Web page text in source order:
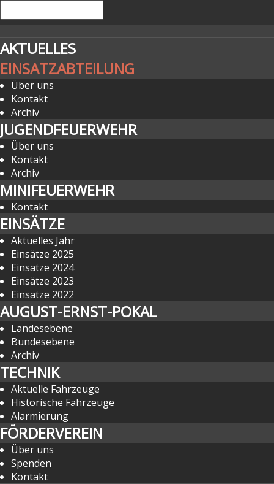
AKTUELLES
EINSATZABTEILUNG
Über uns
Kontakt
Archiv
JUGENDFEUERWEHR
Über uns
Kontakt
Archiv
MINIFEUERWEHR
Kontakt
EINSÄTZE
Aktuelles Jahr
Einsätze 2025
Einsätze 2024
Einsätze 2023
Einsätze 2022
AUGUST-ERNST-POKAL
Landesebene
Bundesebene
Archiv
TECHNIK
Aktuelle Fahrzeuge
Historische Fahrzeuge
Alarmierung
FÖRDERVEREIN
Über uns
Spenden
Kontakt